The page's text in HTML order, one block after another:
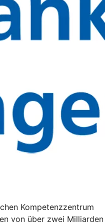
Kompetenzzentrum
von über zwei Milliarden